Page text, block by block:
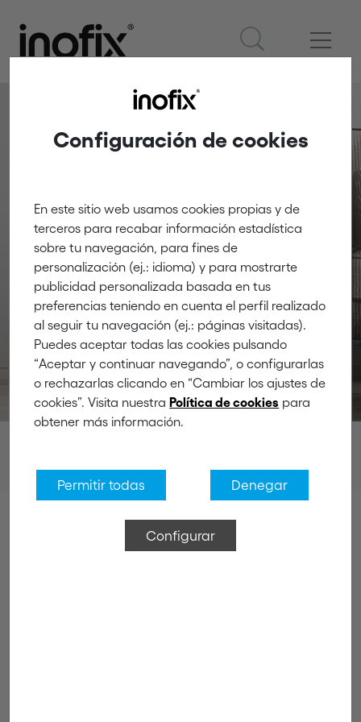
Configuración de cookies
En este sitio web usamos cookies propias y de
terceros para recabar información estadística
sobre tu navegación, para fines de
personalización (ej.: idioma) y para mostrarte
publicidad personalizada basada en tus
preferencias teniendo en cuenta el perfil realizado
al seguir tu navegación (ej.: páginas visitadas).
Puedes aceptar todas las cookies pulsando
“Aceptar y continuar navegando”, o configurarlas
o rechazarlas clicando en “Cambiar los ajustes de
cookies”. Visita nuestraPolítica de cookies para
obtener más información.
Permitir todas Denegar
Configurar
Accesorios para
muebles
Innovación y creatividad
Patines y deslizadores